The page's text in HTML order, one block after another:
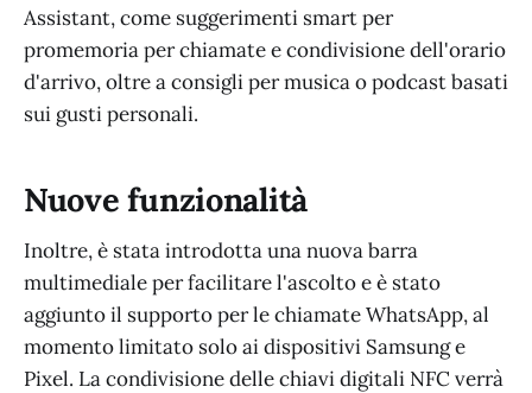
Assistant, come suggerimenti smart per
promemoria per chiamate e condivisione dell'orario
d'arrivo, oltre a consigli per musica o podcast basati
sui gusti personali.
Nuove funzionalità
Inoltre, è stata introdotta una nuova barra
multimediale per facilitare l'ascolto e è stato
aggiunto il supporto per le chiamate WhatsApp, al
momento limitato solo ai dispositivi Samsung e
Pixel. La condivisione delle chiavi digitali NFC verrà